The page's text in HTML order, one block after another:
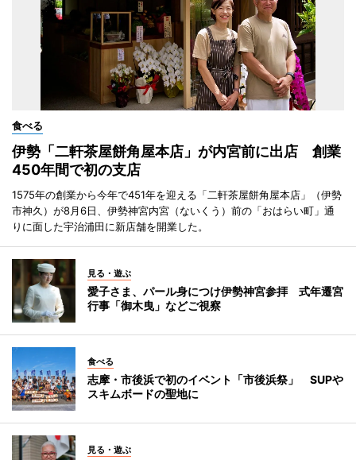
食べる
伊勢「二軒茶屋餅角屋本店」が内宮前に出店 創業
450年間で初の支店
1575年の創業から今年で451年を迎える「二軒茶屋餅角屋本店」（伊勢
市神久）が8月6日、伊勢神宮内宮（ないくう）前の「おはらい町」通
りに面した宇治浦田に新店舗を開業した。
見る・遊ぶ
愛子さま、パール身につけ伊勢神宮参拝 式年遷宮
行事「御木曳」などご視察
食べる
志摩・市後浜で初のイベント「市後浜祭」 SUPや
スキムボードの聖地に
見る・遊ぶ